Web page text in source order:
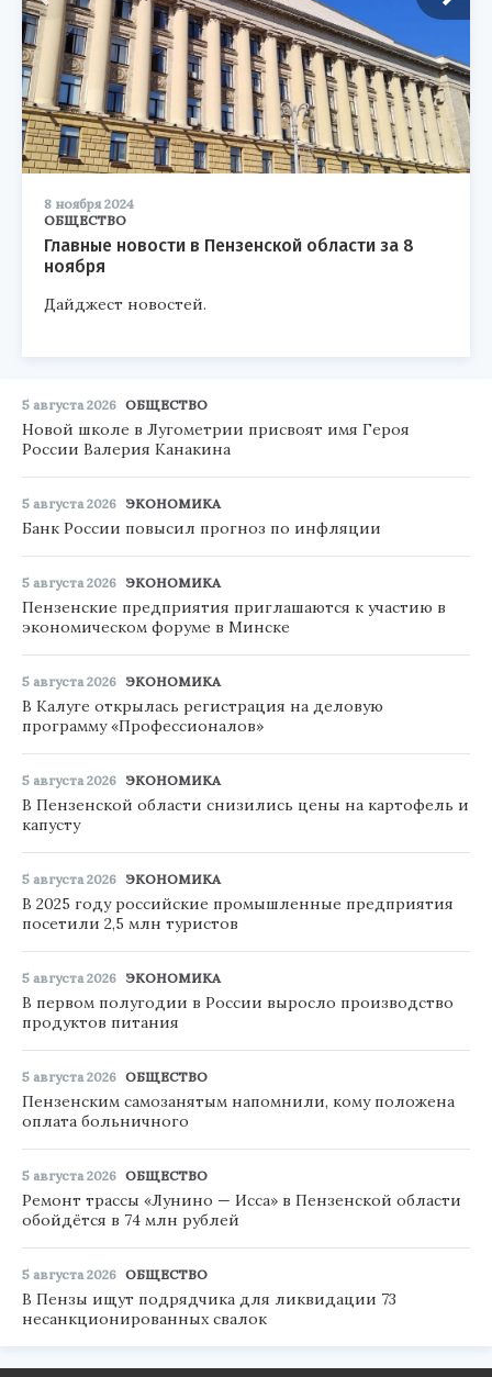
8 ноября 2024
ОБЩЕСТВО
Главные новости в Пензенской области за 8
ноября
Дайджест новостей.
5 августа 2026 ОБЩЕСТВО
Новой школе в Лугометрии присвоят имя Героя
России Валерия Канакина
5 августа 2026 ЭКОНОМИКА
Банк России повысил прогноз по инфляции
5 августа 2026 ЭКОНОМИКА
Пензенские предприятия приглашаются к участию в
экономическом форуме в Минске
5 августа 2026 ЭКОНОМИКА
В Калуге открылась регистрация на деловую
программу «Профессионалов»
5 августа 2026 ЭКОНОМИКА
В Пензенской области снизились цены на картофель и
капусту
5 августа 2026 ЭКОНОМИКА
В 2025 году российские промышленные предприятия
посетили 2,5 млн туристов
5 августа 2026 ЭКОНОМИКА
В первом полугодии в России выросло производство
продуктов питания
5 августа 2026 ОБЩЕСТВО
Пензенским самозанятым напомнили, кому положена
оплата больничного
5 августа 2026 ОБЩЕСТВО
Ремонт трассы «Лунино — Исса» в Пензенской области
обойдётся в 74 млн рублей
5 августа 2026 ОБЩЕСТВО
В Пензы ищут подрядчика для ликвидации 73
несанкционированных свалок